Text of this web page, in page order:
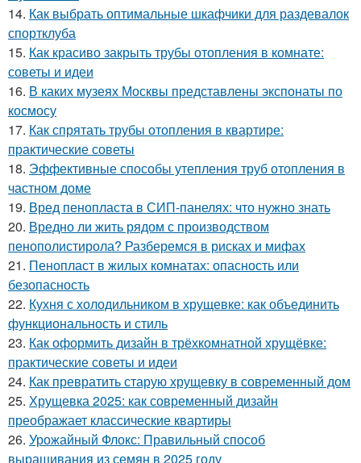
14. Как выбрать оптимальные шкафчики для раздевалок
спортклуба
15. Как красиво закрыть трубы отопления в комнате:
советы и идеи
16. В каких музеях Москвы представлены экспонаты по
космосу
17. Как спрятать трубы отопления в квартире:
практические советы
18. Эффективные способы утепления труб отопления в
частном доме
19. Вред пенопласта в СИП-панелях: что нужно знать
20. Вредно ли жить рядом с производством
пенополистирола? Разберемся в рисках и мифах
21. Пенопласт в жилых комнатах: опасность или
безопасность
22. Кухня с холодильником в хрущевке: как объединить
функциональность и стиль
23. Как оформить дизайн в трёхкомнатной хрущёвке:
практические советы и идеи
24. Как превратить старую хрущевку в современный дом
25. Хрущевка 2025: как современный дизайн
преображает классические квартиры
26. Урожайный Флокс: Правильный способ
выращивания из семян в 2025 году